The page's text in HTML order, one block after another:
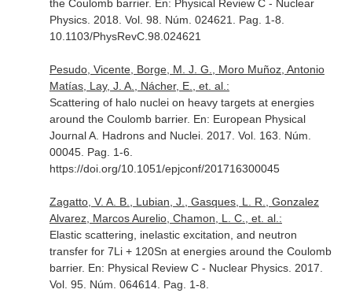
the Coulomb barrier. En: Physical Review C - Nuclear
Physics. 2018. Vol. 98. Núm. 024621. Pag. 1-8.
10.1103/PhysRevC.98.024621
Pesudo, Vicente, Borge, M. J. G., Moro Muñoz, Antonio
Matías, Lay, J. A., Nácher, E., et. al.:
Scattering of halo nuclei on heavy targets at energies
around the Coulomb barrier. En: European Physical
Journal A. Hadrons and Nuclei. 2017. Vol. 163. Núm.
00045. Pag. 1-6.
https://doi.org/10.1051/epjconf/201716300045
Zagatto, V. A. B., Lubian, J., Gasques, L. R., Gonzalez
Alvarez, Marcos Aurelio, Chamon, L. C., et. al.:
Elastic scattering, inelastic excitation, and neutron
transfer for 7Li + 120Sn at energies around the Coulomb
barrier. En: Physical Review C - Nuclear Physics. 2017.
Vol. 95. Núm. 064614. Pag. 1-8.